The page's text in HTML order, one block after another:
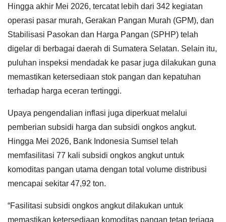
Hingga akhir Mei 2026, tercatat lebih dari 342 kegiatan
operasi pasar murah, Gerakan Pangan Murah (GPM), dan
Stabilisasi Pasokan dan Harga Pangan (SPHP) telah
digelar di berbagai daerah di Sumatera Selatan. Selain itu,
puluhan inspeksi mendadak ke pasar juga dilakukan guna
memastikan ketersediaan stok pangan dan kepatuhan
terhadap harga eceran tertinggi.
Upaya pengendalian inflasi juga diperkuat melalui
pemberian subsidi harga dan subsidi ongkos angkut.
Hingga Mei 2026, Bank Indonesia Sumsel telah
memfasilitasi 77 kali subsidi ongkos angkut untuk
komoditas pangan utama dengan total volume distribusi
mencapai sekitar 47,92 ton.
“Fasilitasi subsidi ongkos angkut dilakukan untuk
memastikan ketersediaan komoditas pangan tetap terjaga